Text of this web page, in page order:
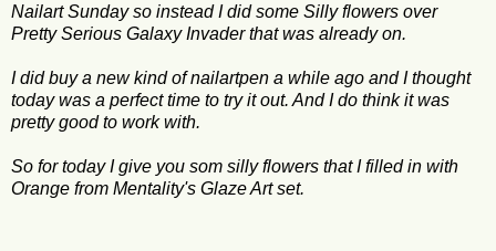
Nailart Sunday so instead I did some Silly flowers over
Pretty Serious Galaxy Invader that was already on.
I did buy a new kind of nailartpen a while ago and I thought
today was a perfect time to try it out. And I do think it was
pretty good to work with.
So for today I give you som silly flowers that I filled in with
Orange from Mentality's Glaze Art set.